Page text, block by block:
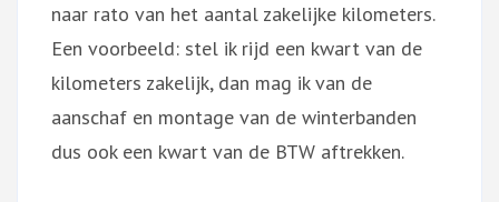
naar rato van het aantal zakelijke kilometers.
Een voorbeeld: stel ik rijd een kwart van de
kilometers zakelijk, dan mag ik van de
aanschaf en montage van de winterbanden
dus ook een kwart van de BTW aftrekken.